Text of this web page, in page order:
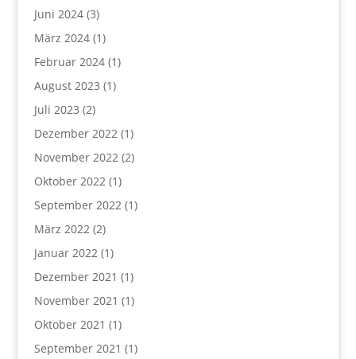
Juni 2024(3)
März 2024(1)
Februar 2024(1)
August 2023 (1)
Juli 2023 (2)
Dezember 2022(1)
November 2022(2)
Oktober 2022(1)
September 2022(1)
März 2022(2)
Januar 2022(1)
Dezember 2021 (1)
November 2021 (1)
Oktober 2021 (1)
September 2021 (1)